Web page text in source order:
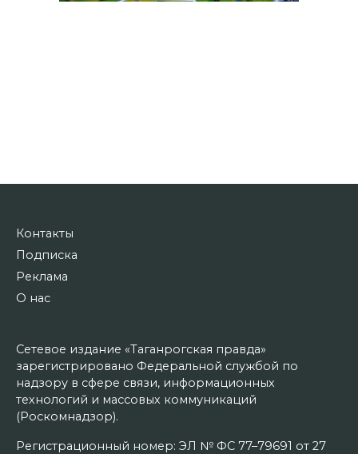
Контакты
Подписка
Реклама
О нас
Сетевое издание «Таганрогская правда»
зарегистрировано Федеральной службой по
надзору в сфере связи, информационных
технологий и массовых коммуникаций
(Роскомнадзор).
Регистрационный номер: ЭЛ № ФС 77–79691 от 27